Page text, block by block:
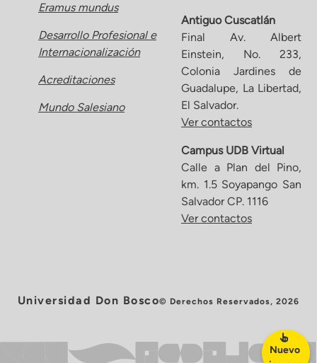
Nuevo
Eramus mundus
Desarrollo Profesional e
Internacionalización
Acreditaciones
Mundo Salesiano
Antiguo Cuscatlán
Final Av. Albert
Einstein, No. 233,
Colonia Jardines de
Guadalupe, La Libertad,
El Salvador.
Ver contactos
Campus UDB Virtual
Calle a Plan del Pino,
km. 1.5 Soyapango San
Salvador CP. 1116
Ver contactos
Universidad Don Bosco© Derechos Reservados, 2026